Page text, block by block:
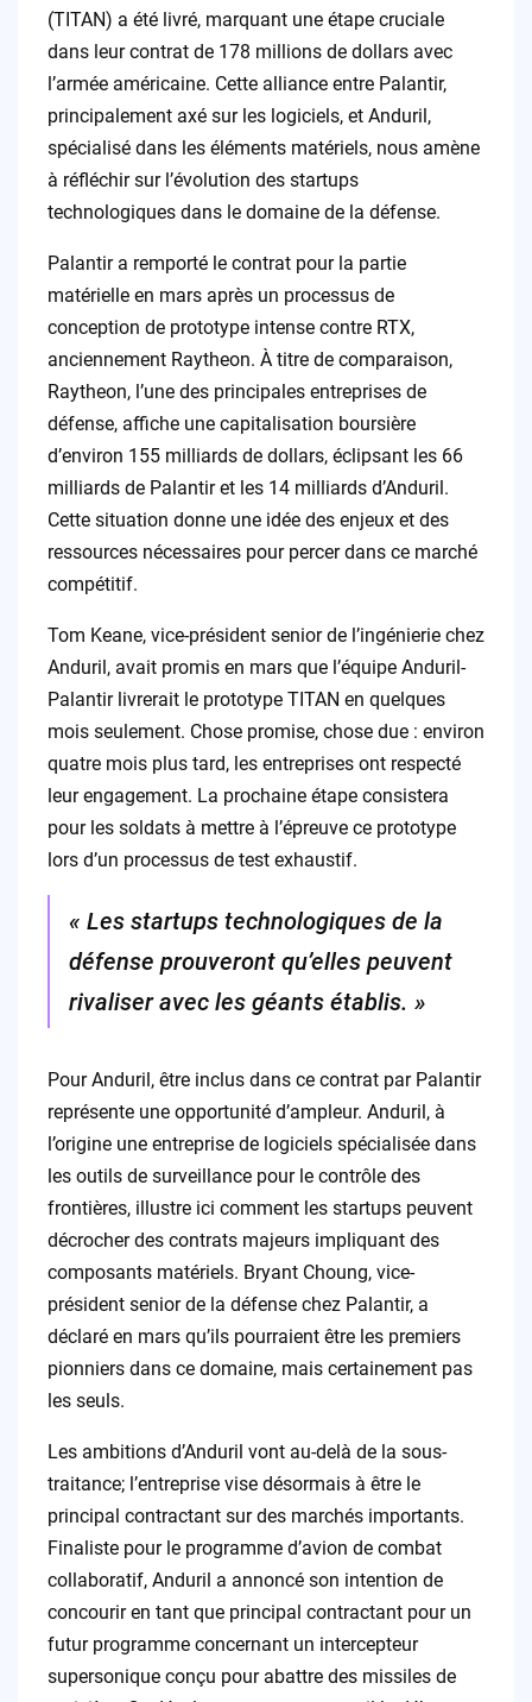
(TITAN) a été livré, marquant une étape cruciale
dans leur contrat de 178 millions de dollars avec
l’armée américaine. Cette alliance entre Palantir,
principalement axé sur les logiciels, et Anduril,
spécialisé dans les éléments matériels, nous amène
à réfléchir sur l’évolution des startups
technologiques dans le domaine de la défense.
Palantir a remporté le contrat pour la partie
matérielle en mars après un processus de
conception de prototype intense contre RTX,
anciennement Raytheon. À titre de comparaison,
Raytheon, l’une des principales entreprises de
défense, affiche une capitalisation boursière
d’environ 155 milliards de dollars, éclipsant les 66
milliards de Palantir et les 14 milliards d’Anduril.
Cette situation donne une idée des enjeux et des
ressources nécessaires pour percer dans ce marché
compétitif.
Tom Keane, vice-président senior de l’ingénierie chez
Anduril, avait promis en mars que l’équipe Anduril-
Palantir livrerait le prototype TITAN en quelques
mois seulement. Chose promise, chose due : environ
quatre mois plus tard, les entreprises ont respecté
leur engagement. La prochaine étape consistera
pour les soldats à mettre à l’épreuve ce prototype
lors d’un processus de test exhaustif.
« Les startups technologiques de la
défense prouveront qu’elles peuvent
rivaliser avec les géants établis. »
Pour Anduril, être inclus dans ce contrat par Palantir
représente une opportunité d’ampleur. Anduril, à
l’origine une entreprise de logiciels spécialisée dans
les outils de surveillance pour le contrôle des
frontières, illustre ici comment les startups peuvent
décrocher des contrats majeurs impliquant des
composants matériels. Bryant Choung, vice-
président senior de la défense chez Palantir, a
déclaré en mars qu’ils pourraient être les premiers
pionniers dans ce domaine, mais certainement pas
les seuls.
Les ambitions d’Anduril vont au-delà de la sous-
traitance; l’entreprise vise désormais à être le
principal contractant sur des marchés importants.
Finaliste pour le programme d’avion de combat
collaboratif, Anduril a annoncé son intention de
concourir en tant que principal contractant pour un
futur programme concernant un intercepteur
supersonique conçu pour abattre des missiles de